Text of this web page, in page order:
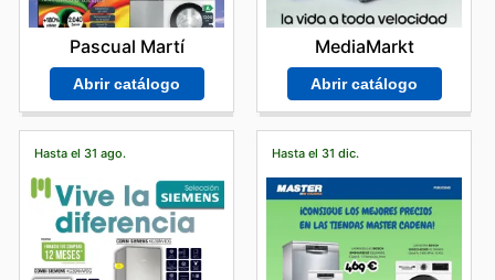
Pascual Martí
Abrir catálogo
MediaMarkt
Abrir catálogo
Hasta el 31 ago. Hasta el 31 dic.